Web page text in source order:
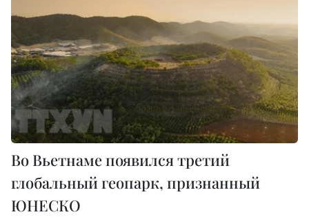
Во Вьетнаме появился третий
глобальный геопарк, признанный
ЮНЕСКО